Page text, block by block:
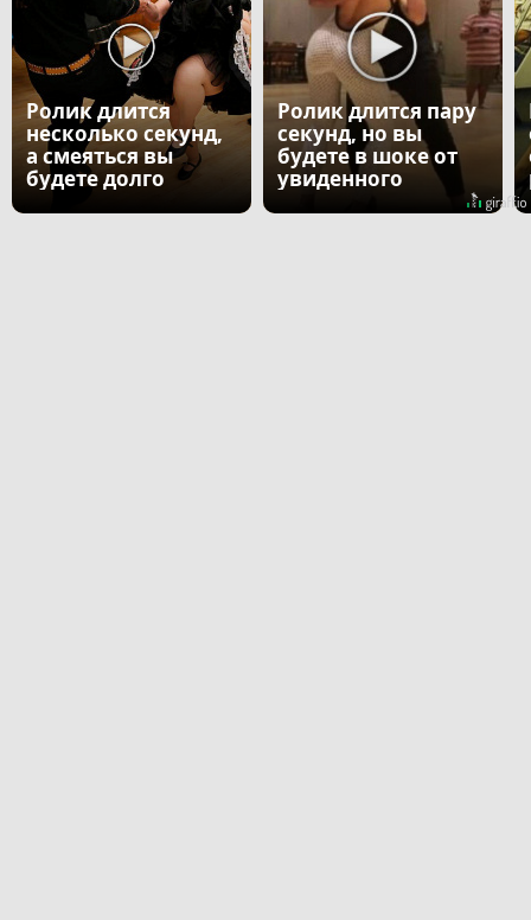
Ролик длится
несколько секунд,
а смеяться вы
будете долго
Ролик длится пару
секунд, но вы
будете в шоке от
увиденного